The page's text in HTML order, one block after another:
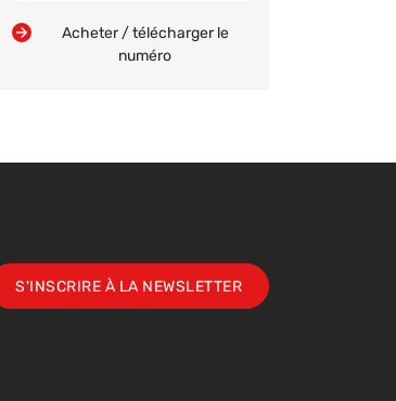
Acheter / télécharger le
numéro
S'INSCRIRE À LA NEWSLETTER